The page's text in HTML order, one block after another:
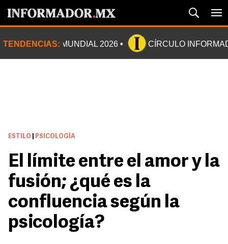
TENDENCIAS: MUNDIAL 2026 CÍRCULO
ESTILO PSICOLOGÍA
El límite entre el amor y la
fusión; ¿qué es la
confluencia según la
psicología?